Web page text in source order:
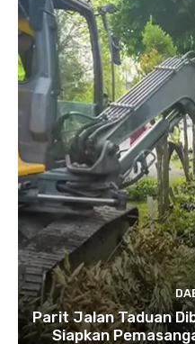
Parit Jalan Taduan
Siapkan